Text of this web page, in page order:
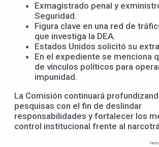
Exmagistrado penal y
Seguridad.
Figura clave en una red de
que investiga la DEA.
Estados Unidos solicitó su
En el expediente se menciona
de vínculos políticos para
impunidad.
La Comisión continuará
pesquisas con el fin de deslindar
responsabilidades y fortalecer los
control institucional frente al